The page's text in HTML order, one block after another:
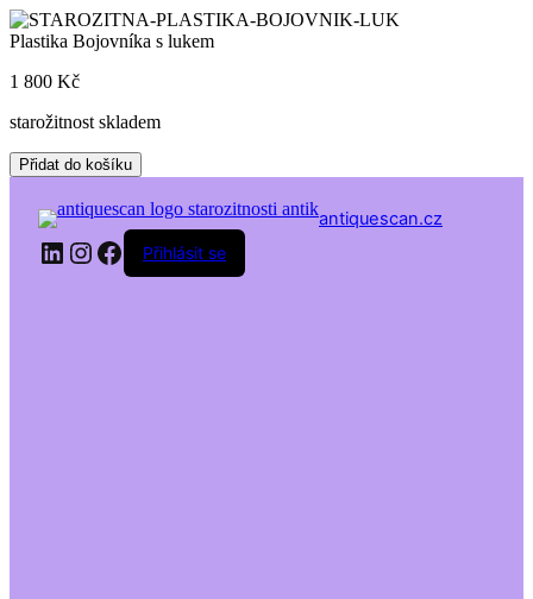
Skip
to
Plastika Bojovníka s lukem
1 800 Kč
starožitnost skladem
Plastika
Bojovníka
lukem
množství
Přidat do košíku
antiquescan.cz
LinkedIn
Instagram
Facebook
Přihlásit se